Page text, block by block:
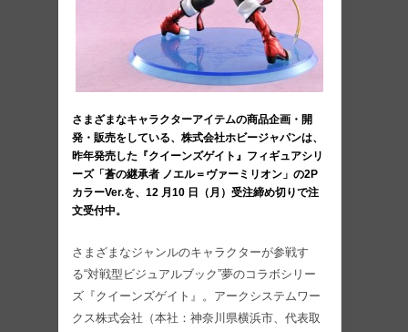
さまざまなキャラクターアイテムの商品企画・開
発・販売をしている、株式会社ホビージャパンは、
昨年発売した『クイーンズゲイト』フィギュアシリ
ーズ「蒼の継承者 ノエル＝ヴァーミリオン」の2P
カラーVer.を、12 月10 日（月）受注締め切りで注
文受付中。
さまざまなジャンルのキャラクターが参戦す
る“対戦型ビジュアルブック”夢のコラボシリー
ズ『クイーンズゲイト』。アークシステムワー
クス株式会社（本社：神奈川県横浜市、代表取